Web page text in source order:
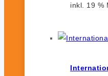
inkl. 19 %